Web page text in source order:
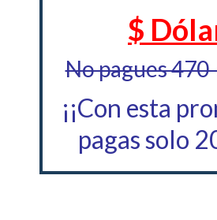
$
No pagues
¡¡Con esta
pagas solo